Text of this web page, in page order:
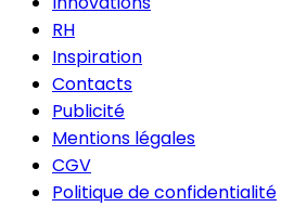
RH
Inspiration
Contacts
Publicité
Mentions légales
CGV
Politique de confidentialité